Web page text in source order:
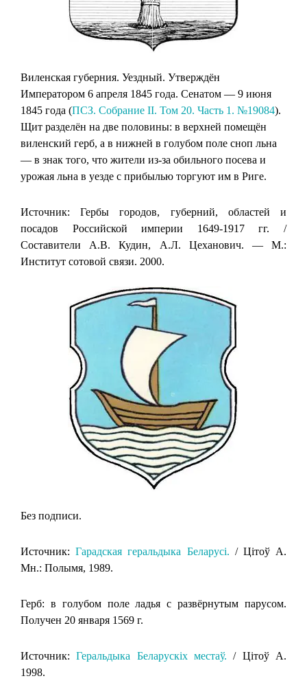
Виленская губерния. Уездный. Утверждён
Императором 6 апреля 1845 года. Сенатом — 9 июня
1845 года (ПСЗ. Собрание II. Том 20. Часть 1. №19084).
Щит разделён на две половины: в верхней помещён
виленский герб, а в нижней в голубом поле сноп льна
— в знак того, что жители из-за обильного посева и
урожая льна в уезде с прибылью торгуют им в Риге.
Источник: Гербы городов, губерний, областей и
посадов Российской империи 1649-1917 гг. /
Составители А.В. Кудин, А.Л. Цеханович. — М.:
Институт сотовой связи. 2000.
Без подписи.
Источник:Гарадская геральдыка Беларусi. / Цiтоў А.
Мн.: Полымя, 1989.
Герб: в голубом поле ладья с развёрнутым парусом.
Получен 20 января 1569 г.
Источник:Геральдыка Беларускіх местаў. / Цітоў А.
1998.